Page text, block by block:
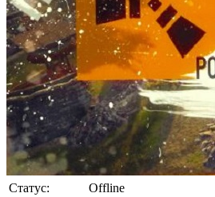
Статус:
Offline